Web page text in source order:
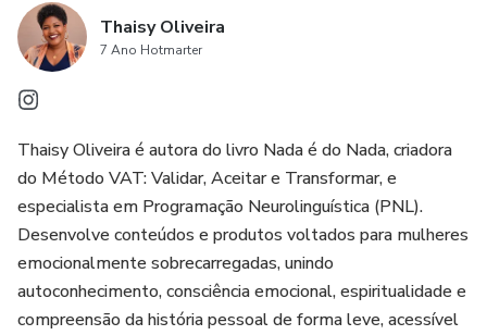
discernimento para tomar decisões com paz interior.
Além disso, você terá acesso ao curso Delicadamente,
focado em autoconhecimento e maturidade emocional.
compreender suas reações e estabelecer limites com mais
clareza.
Ao longo dos módulos, você aprenderá:
✔ como suas emoções influenciam suas escolhas
Thaisy Oliveira
7 Ano Hotmarter
Thaisy Oliveira é autora do livro Nada é do Nada, criadora
do Método VAT: Validar, Aceitar e Transformar, e
especialista em Programação Neurolinguística (PNL).
Desenvolve conteúdos e produtos voltados para mulheres
emocionalmente sobrecarregadas, unindo
autoconhecimento, consciência emocional, espiritualidade e
compreensão da história pessoal de forma leve, acessível